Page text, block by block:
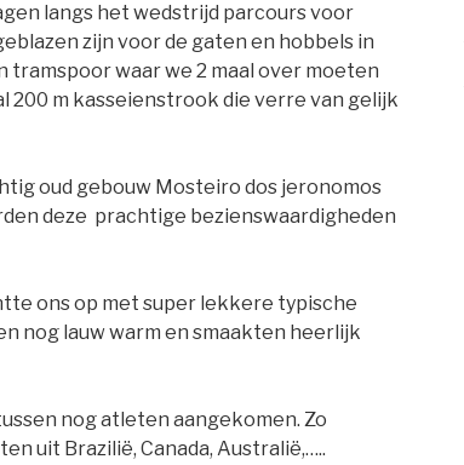
langs het wedstrijd parcours voor
zijn voor de gaten en hobbels in
tramspoor waar we 2 maal over moeten
200 m kasseienstrook die verre van gelijk
oud gebouw Mosteiro dos jeronomos
deze prachtige bezienswaardigheden
ons op met super lekkere typische
nog lauw warm en smaakten heerlijk
nog atleten aangekomen. Zo
uit Brazilië, Canada, Australië,…..